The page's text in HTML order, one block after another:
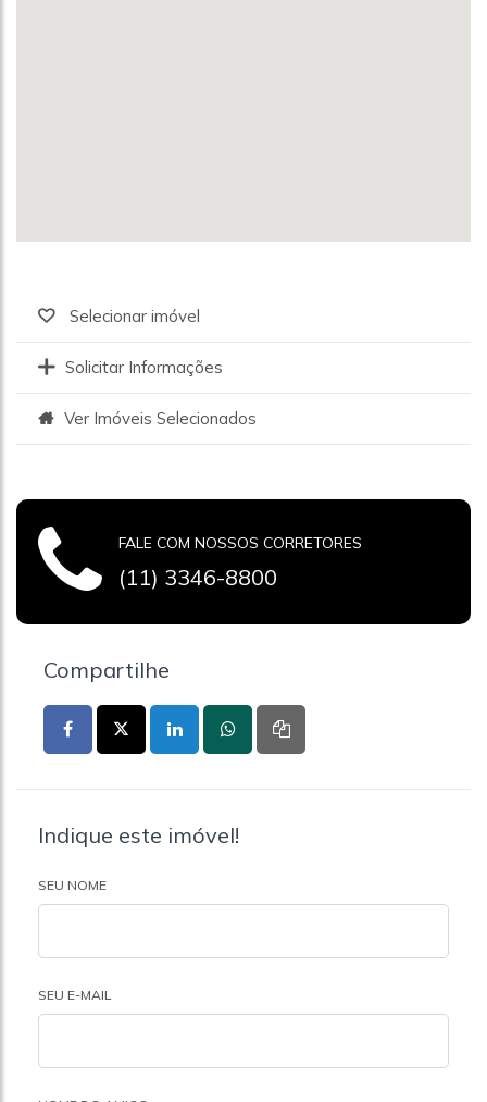
Selecionar imóvel
Solicitar Informações
Ver Imóveis Selecionados
FALE COM NOSSOS CORRETORES
(11) 3346-8800
Compartilhe
Indique este imóvel!
SEU NOME
SEU E-MAIL